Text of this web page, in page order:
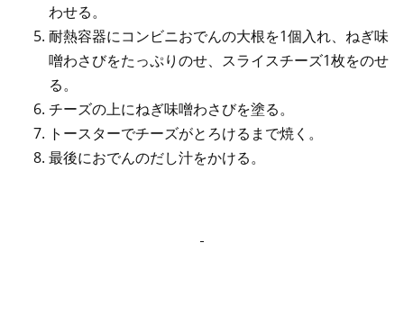
わせる。
耐熱容器にコンビニおでんの大根を1個入れ、ねぎ味
噌わさびをたっぷりのせ、スライスチーズ1枚をのせ
る。
チーズの上にねぎ味噌わさびを塗る。
トースターでチーズがとろけるまで焼く。
最後におでんのだし汁をかける。